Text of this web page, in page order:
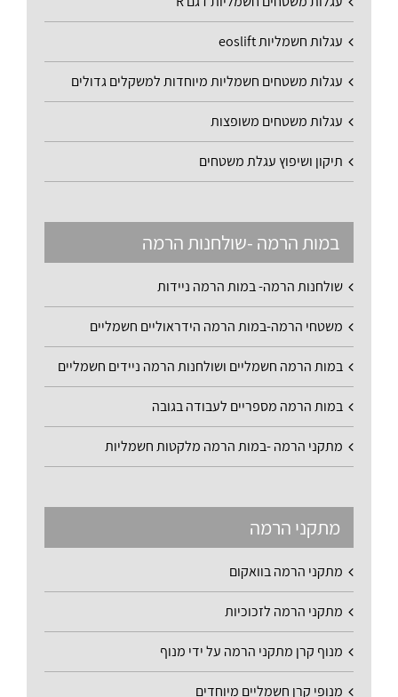
עגלות חשמליות eoslift
עגלות משטחים חשמליות מיוחדות למשקלים גדולים
עגלות משטחים משופצות
תיקון ושיפוץ עגלת משטחים
במות הרמה -שולחנות הרמה
שולחנות הרמה- במות הרמה ניידות
משטחי הרמה-במות הרמה הידראוליים חשמליים
במות הרמה חשמליים ושולחנות הרמה ניידים חשמליים
במות הרמה מספריים לעבודה בגובה
מתקני הרמה -במות הרמה מלקטות חשמליות
מתקני הרמה
מתקני הרמה בוואקום
מתקני הרמה לזכוכיות
מנוף קרן מתקני הרמה על ידי מנוף
מנופי קרן חשמליים מיוחדים